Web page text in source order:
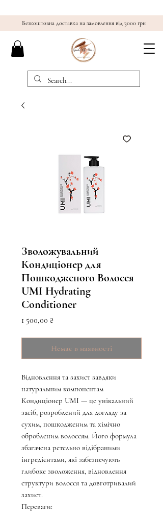
Безкоштовна доставка на замовлення від 3000 грн
Зволожувальний
Кондиціонер для
Пошкодженого Волосся
UMI Hydrating
Conditioner
1 500,00 ₴
Немає в наявності
Відновлення та захист завдяки
натуральним компонентам
Кондиціонер UMI — це унікальний
засіб, розроблений для догляду за
сухим, пошкодженим та хімічно
обробленим волоссям. Його формула
збагачена ретельно відібраними
інгредієнтами, які забезпечують
глибоке зволоження, відновлення
структури волосся та довготривалий
захист.
Переваги: